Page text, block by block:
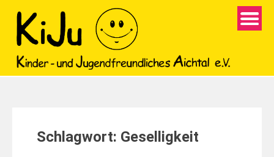
Schlagwort: Geselligkeit